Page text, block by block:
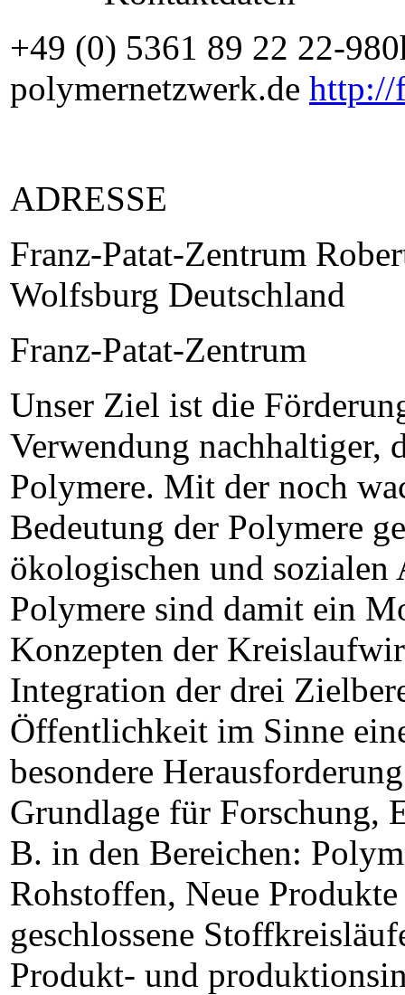
+49 (0) 5361 89 22 22-
polymernetzwerk.de http://
ADRESSE
Franz-Patat-Zentrum
Wolfsburg Deutschland
Franz-Patat-Zentrum
Unser Ziel ist die
Verwendung nachhaltiger,
Polymere. Mit der noch
Bedeutung der Polymere
ökologischen und
Polymere sind damit ein
Konzepten der
Integration der drei
Öffentlichkeit im Sinne
besondere
Grundlage für Forschung,
B. in den Bereichen:
Rohstoffen, Neue
geschlossene
Produkt- und